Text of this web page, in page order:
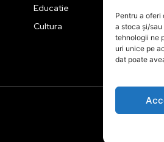
Pentru a oferi
a stoca și/
tehnologii ne
uri unice pe
dat poate
Educatie
Cultura